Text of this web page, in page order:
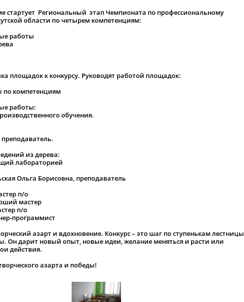
стартует Региональный этап Чемпионата по профессиональному
области по четырем компетенциям:
работы
площадок к конкурсу. Руководят работой площадок:
по компетенциям
работы:
обучения.
из дерева:
лабораторией
Ольга Борисовна, преподаватель
п/о
мастер
п/о
программист
азарт и вдохновение. Конкурс – это шаг по ступенькам лестницы
Он дарит новый опыт, новые идеи, желание меняться и расти или
действия.
азарта и победы!